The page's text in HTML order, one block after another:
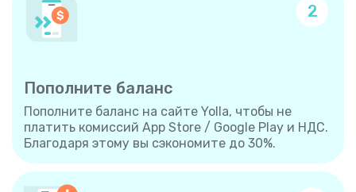
2
Пополните баланс
Пополните баланс на сайте Yolla, чтобы не
платить комиссий App Store / Google Play и НДС.
Благодаря этому вы сэкономите до 30%.